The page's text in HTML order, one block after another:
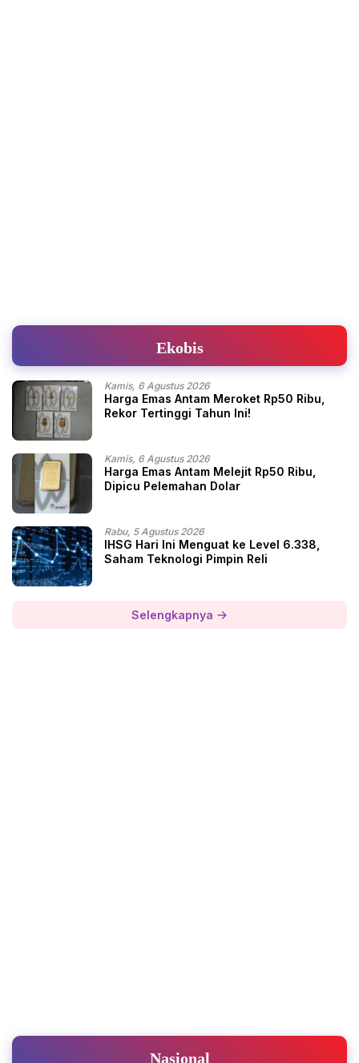
Ekobis
Kamis, 6 Agustus 2026
Harga Emas Antam Meroket Rp50 Ribu,
Rekor Tertinggi Tahun Ini!
Kamis, 6 Agustus 2026
Harga Emas Antam Melejit Rp50 Ribu,
Dipicu Pelemahan Dolar
Rabu, 5 Agustus 2026
IHSG Hari Ini Menguat ke Level 6.338,
Saham Teknologi Pimpin Reli
Selengkapnya
Nasional